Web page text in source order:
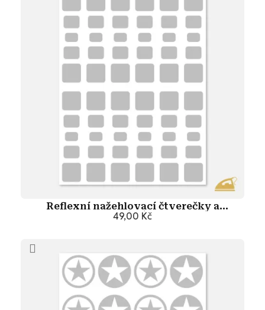
Reflexní nažehlovací čtverečky a
obdélníky
49,00 Kč
Přidat do košíku